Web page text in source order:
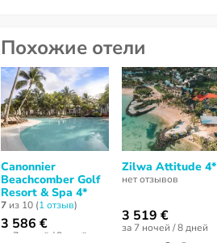
Похожие отели
Canonnier
Beachcomber Golf
Resort & Spa 4*
7 из 10 (1 отзыв)
3 586 €
за 7 ночей / 8 дней
Zilwa Attitude 4*
нет отзывов
3 519 €
за 7 ночей / 8 дней